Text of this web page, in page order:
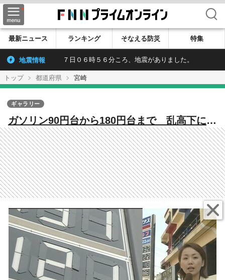
検索
最新ニュース ランキング そなえる防災 特集
地震情報 ７日０６時５６分ころ、地震がありました。
トップ 都道府県 宮崎
ガソリン90円台から180円台まで 乱高下に翻
弄された「あの1年」【榎木田朱美の宮崎アー
カイブ・2008年】
ギャラリー